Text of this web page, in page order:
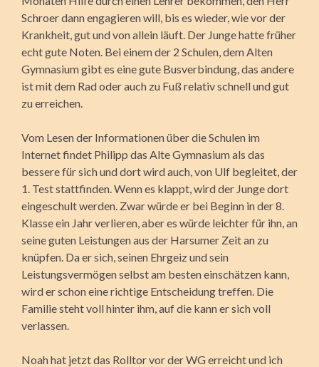
Schroer dann engagieren will, bis es wieder, wie vor der
Krankheit, gut und von allein läuft. Der Junge hatte früher
echt gute Noten. Bei einem der 2 Schulen, dem Alten
Gymnasium gibt es eine gute Busverbindung, das andere
ist mit dem Rad oder auch zu Fuß relativ schnell und gut
zu erreichen.
Vom Lesen der Informationen über die Schulen im
Internet findet Philipp das Alte Gymnasium als das
bessere für sich und dort wird auch, von Ulf begleitet, der
1. Test stattfinden. Wenn es klappt, wird der Junge dort
eingeschult werden. Zwar würde er bei Beginn in der 8.
Klasse ein Jahr verlieren, aber es würde leichter für ihn, an
seine guten Leistungen aus der Harsumer Zeit an zu
knüpfen. Da er sich, seinen Ehrgeiz und sein
Leistungsvermögen selbst am besten einschätzen kann,
wird er schon eine richtige Entscheidung treffen. Die
Familie steht voll hinter ihm, auf die kann er sich voll
verlassen.
Noah hat jetzt das Rolltor vor der WG erreicht und ich